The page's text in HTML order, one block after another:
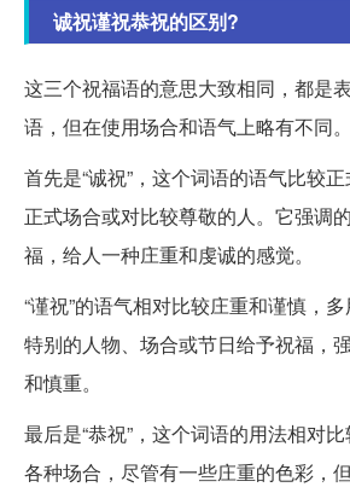
诚祝谨祝恭祝的区别?
这三个祝福语的意思大致相同，都是
语，但在使用场合和语气上略有不同。
首先是“诚祝”，这个词语的语气比较正
正式场合或对比较尊敬的人。它强调
福，给人一种庄重和虔诚的感觉。
“谨祝”的语气相对比较庄重和谨慎，
特别的人物、场合或节日给予祝福，
和慎重。
最后是“恭祝”，这个词语的用法相对
各种场合，尽管有一些庄重的色彩，